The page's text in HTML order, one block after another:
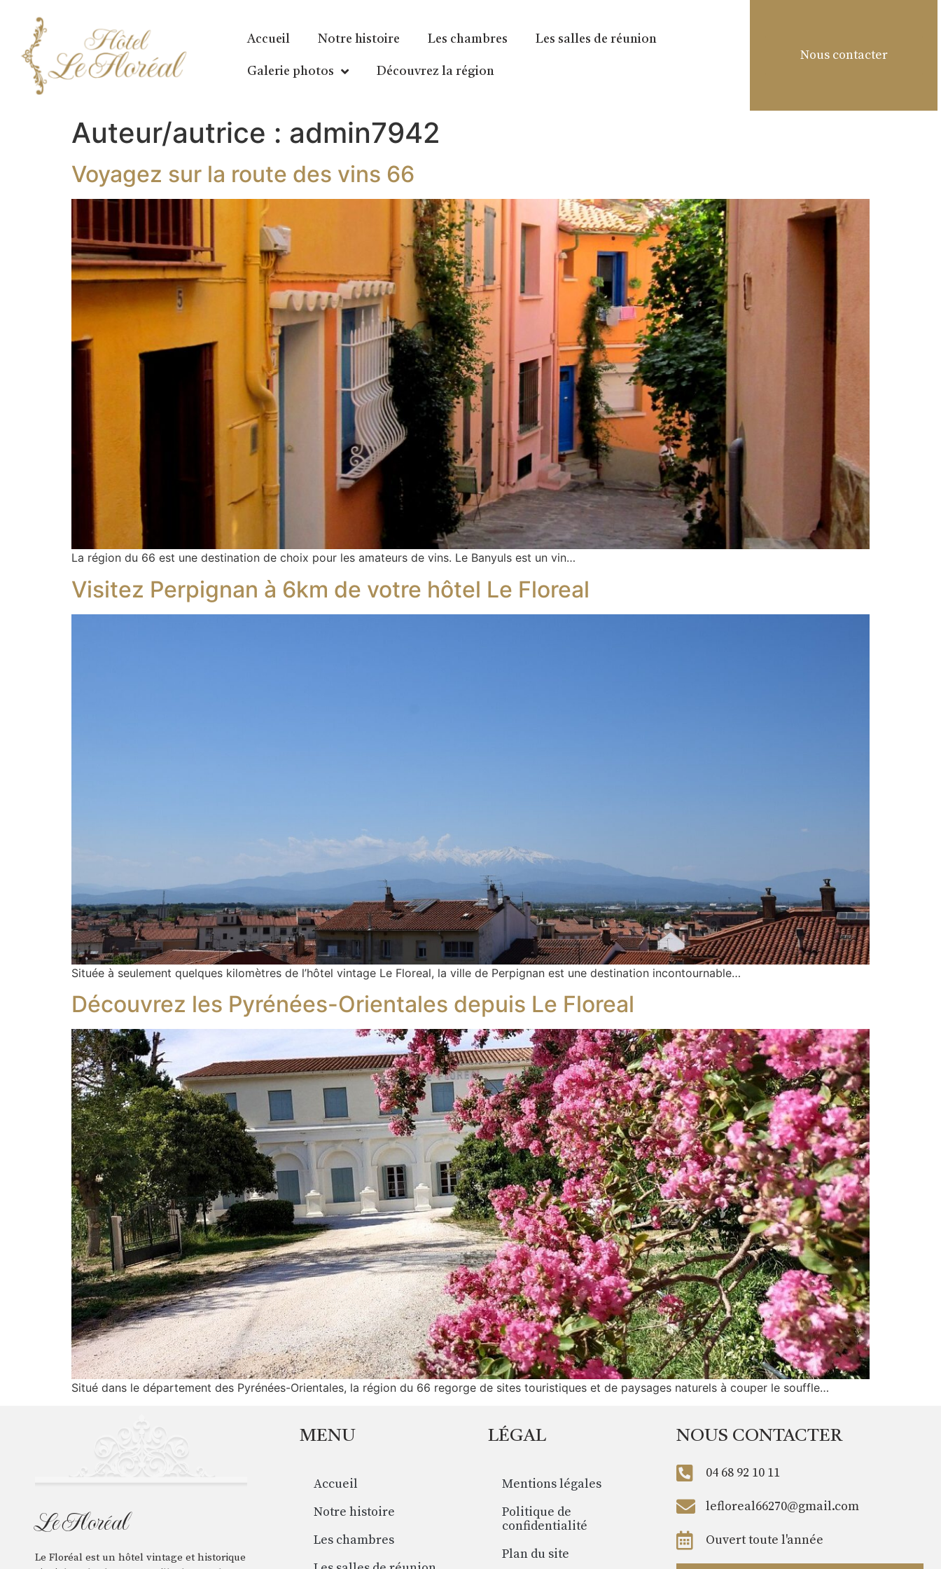
Accueil Notre histoire Les chambres Les salles de réunion
Galerie photos Découvrez la région
Nous contacter
Auteur/autrice : admin7942
Voyagez sur la route des vins 66
La région du 66 est une destination de choix pour les amateurs de vins. Le Banyuls est un vin…
Visitez Perpignan à 6km de votre hôtel Le Floreal
Située à seulement quelques kilomètres de l’hôtel vintage Le Floreal, la ville de Perpignan est une destination incontournable…
Découvrez les Pyrénées-Orientales depuis Le Floreal
Situé dans le département des Pyrénées-Orientales, la région du 66 regorge de sites touristiques et de paysages naturels à couper le souffle…
Le Floréal
Le Floréal est un hôtel vintage et historique
MENU
Accueil
Notre histoire
Les chambres
LÉGAL
Mentions légales
Politique de
confidentialité
Plan du site
NOUS CONTACTER
04 68 92 10 11
lefloreal66270@gmail.com
Ouvert toute l'année